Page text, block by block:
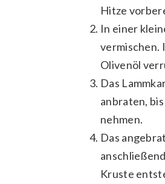
Hitze
In einer
vermischen.
Olivenöl
Das
anbraten,
nehmen.
Das
Kruste